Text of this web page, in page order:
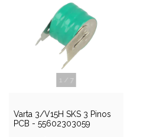
1 7
Varta 3/V15H SKS 3 Pinos
PCB - 55602303059